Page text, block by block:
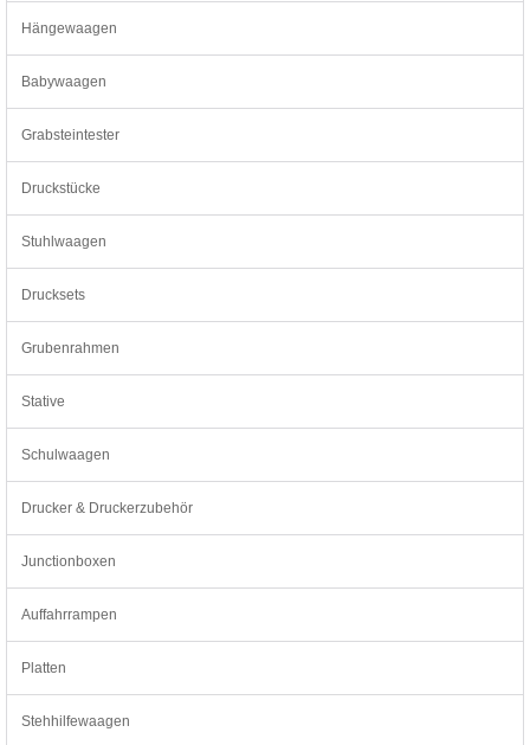
Hängewaagen
Babywaagen
Grabsteintester
Druckstücke
Stuhlwaagen
Drucksets
Grubenrahmen
Stative
Schulwaagen
Drucker & Druckerzubehör
Junctionboxen
Auffahrrampen
Platten
Stehhilfewaagen